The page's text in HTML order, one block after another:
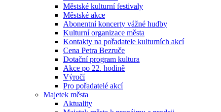
Městské kulturní festivaly
Městské akce
Abonentní koncerty vážné hudby
Kulturní organizace města
Kontakty na pořadatele kulturních akcí
Cena Petra Bezruče
Dotační program kultura
Akce po 22. hodině
Výročí
Pro pořadatelé akcí
Majetek města
Aktuality